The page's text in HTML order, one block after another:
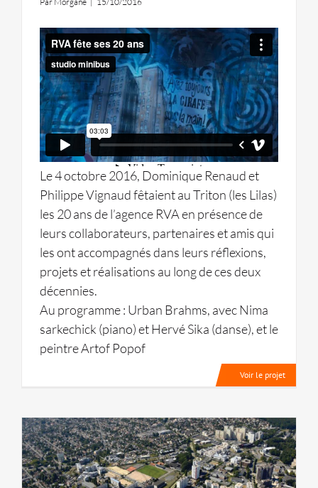
Le 4 octobre 2016, Dominique Renaud et
Philippe Vignaud fêtaient au Triton (les Lilas)
les 20 ans de l’agence RVA en présence de
leurs collaborateurs, partenaires et amis qui
les ont accompagnés dans leurs réflexions,
projets et réalisations au long de ces deux
décennies.
Au programme : Urban Brahms, avec Nima
sarkechick (piano) et Hervé Sika (danse), et le
peintre Artof Popof
Voir le projet